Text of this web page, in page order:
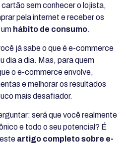
sem conhecer o lojista,
pela internet e receber os
hábito de consumo.
já sabe o que é e-commerce
dia a dia. Mas, para quem
o e-commerce envolve,
e melhorar os resultados
mais desafiador.
será que você realmente
e todo o seu potencial? É
artigo completo sobre e-